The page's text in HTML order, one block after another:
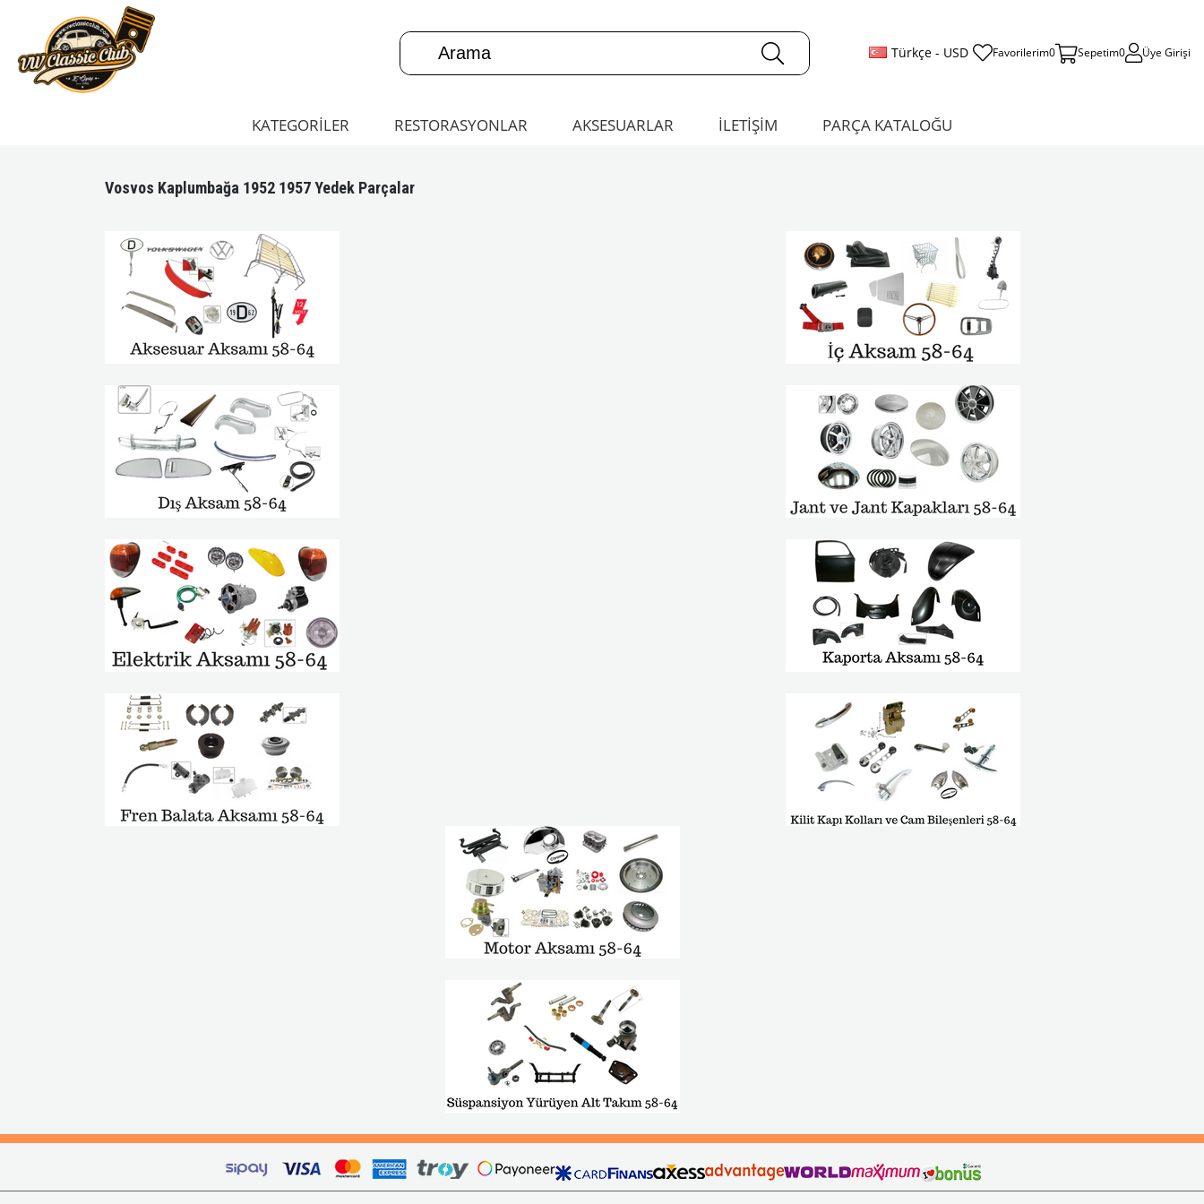
Türkçe - USD Favorilerim0 Sepetim0 Üye Girişi
KATEGORİLER RESTORASYONLAR AKSESUARLAR İLETİŞİM PARÇA KATALOĞU
Vosvos Kaplumbağa 1952 1957 Yedek Parçalar